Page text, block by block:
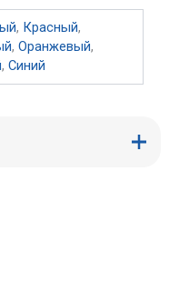
, Красный,
, Оранжевый,
, Синий